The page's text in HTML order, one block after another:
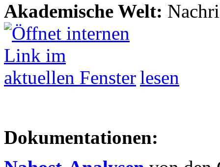
Akademische Welt:
lesen
Dokumentationen: